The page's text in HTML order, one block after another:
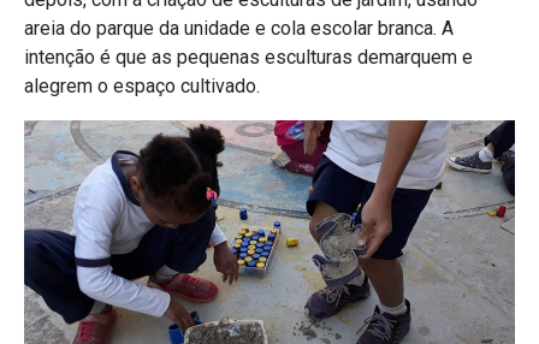
areia do parque da unidade e cola escolar branca. A
intenção é que as pequenas esculturas demarquem e
alegrem o espaço cultivado.